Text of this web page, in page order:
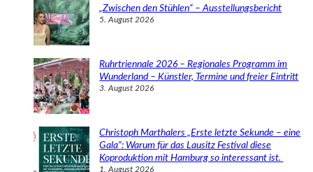
„Zwischen den Stühlen“ – Ausstellungsbericht
5. August 2026
Ruhrtriennale 2026 – Regionales Programm im
Wunderland – Künstler, Termine und freier Eintritt
3. August 2026
Christoph Marthalers „Erste letzte Sekunde – eine
Gala“: Warum für das Lausitz Festival diese
Koproduktion mit Hamburg so interessant ist.
1. August 2026